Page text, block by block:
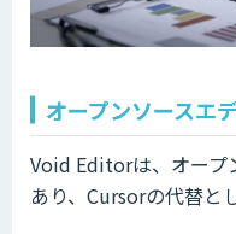
オープンソースエ
Void Editorは、オープ
あり、Cursorの代替と